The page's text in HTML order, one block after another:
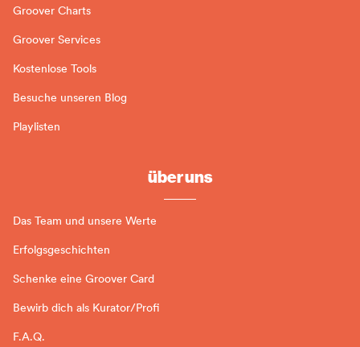
Groover Charts
Groover Services
Kostenlose Tools
Besuche unseren Blog
Playlisten
über uns
Das Team und unsere Werte
Erfolgsgeschichten
Schenke eine Groover Card
Bewirb dich als Kurator/Profi
F.A.Q.